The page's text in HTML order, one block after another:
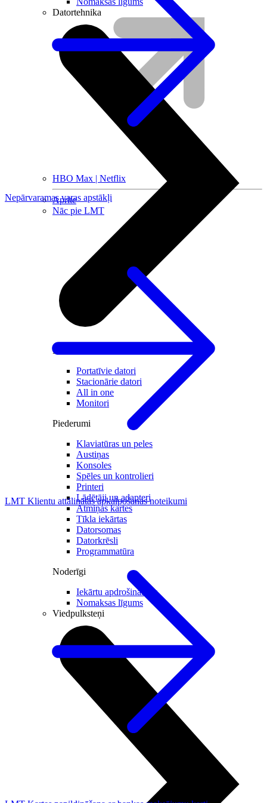
HBO Max | Netflix
Aprite
Nāc pie LMT
Datortehnika
Datori un Monitori
Portatīvie datori
Stacionārie datori
All in one
Monitori
Piederumi
Klaviatūras un peles
Austiņas
Konsoles
Spēles un kontrolieri
Printeri
Lādētāji un adapteri
Atmiņas kartes
Tīkla iekārtas
Datorsomas
Datorkrēsli
Programmatūra
Noderīgi
Iekārtu apdrošināšana
Nomaksas līgums
Viedpulksteņi
Nepārvaramas varas apstākļi
LMT Klientu attālinātās apkalpošanas noteikumi